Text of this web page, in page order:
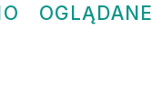
OGLĄDANE